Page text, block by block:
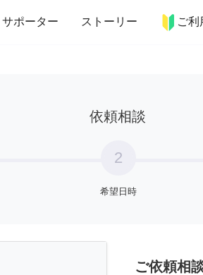
サポーター ストーリー ご利
リア 趣味・習い事 ペット
依頼相談
2
希望日時
ご依頼相